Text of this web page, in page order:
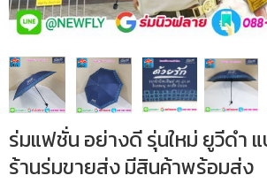
ร่มแฟชั่น อย่างดี รุ่นใหม่ ยูวีดำ
ร้านร่มขายส่ง มีสินค้าพร้อมส่ง